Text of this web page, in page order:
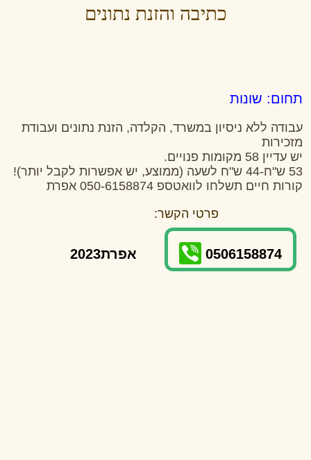
כתיבה והזנת נתונים
תחום: שונות
עבודה ללא ניסיון במשרד, הקלדה, הזנת נתונים ועבודת
מזכירות
יש עדיין 58 מקומות פנויים.
53 ש"ח-44 ש"ח לשעה (ממוצע, יש אפשרות לקבל יותר)!
קורות חיים תשלחו לוואטספ 050-6158874 אפרת
פרטי הקשר:
0506158874 אפרת2023